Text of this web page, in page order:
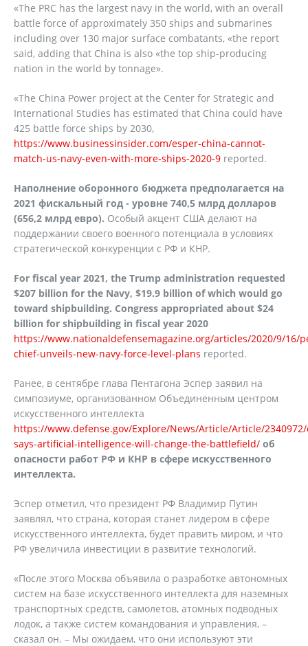
«The PRC has the largest navy in the world, with an overall
battle force of approximately 350 ships and submarines
including over 130 major surface combatants, «the report
said, adding that China is also «the top ship-producing
nation in the world by tonnage».
«The China Power project at the Center for Strategic and
International Studies has estimated that China could have
425 battle force ships by 2030,
https://www.businessinsider.com/esper-china-cannot-
match-us-navy-even-with-more-ships-2020-9 reported.
Наполнение оборонного бюджета предполагается на
2021 фискальный год - уровне 740,5 млрд долларов
(656,2 млрд евро). Особый акцент США делают на
поддержании своего военного потенциала в условиях
стратегической конкуренции с РФ и КНР.
For fiscal year 2021, the Trump administration requested
$207 billion for the Navy, $19.9 billion of which would go
toward shipbuilding. Congress appropriated about $24
billion for shipbuilding in fiscal year 2020
https://www.nationaldefensemagazine.org/articles/2020/9/16/
chief-unveils-new-navy-force-level-plans reported.
Ранее, в сентябре глава Пентагона Эспер заявил на
симпозиуме, организованном Объединенным центром
искусственного интеллекта
https://www.defense.gov/Explore/News/Article/Article/
says-artificial-intelligence-will-change-the-battlefield/ об
опасности работ РФ и КНР в сфере искусственного
интеллекта.
Эспер отметил, что президент РФ Владимир Путин
заявлял, что страна, которая станет лидером в сфере
искусственного интеллекта, будет править миром, и что
РФ увеличила инвестиции в развитие технологий.
«После этого Москва объявила о разработке автономных
систем на базе искусственного интеллекта для наземных
транспортных средств, самолетов, атомных подводных
лодок, а также систем командования и управления, –
сказал он. – Мы ожидаем, что они используют эти